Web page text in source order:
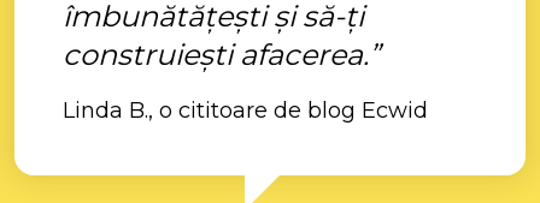
îmbunătățești și să-ți
construiești afacerea.”
Linda B., o cititoare de blog Ecwid